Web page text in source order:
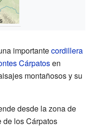
importantecordillera
Cárpatosen
montañosos y su
desde la zona de
de los Cárpatos